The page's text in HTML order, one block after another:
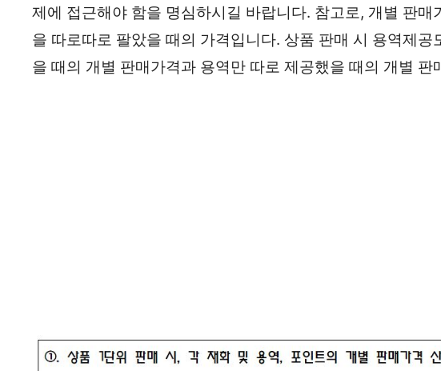
제에 접근해야 함을 명심하시길 바랍니다. 참고로, 개별 판
을 따로따로 팔았을 때의 가격입니다. 상품 판매 시 용역제
을 때의 개별 판매가격과 용역만 따로 제공했을 때의 개별